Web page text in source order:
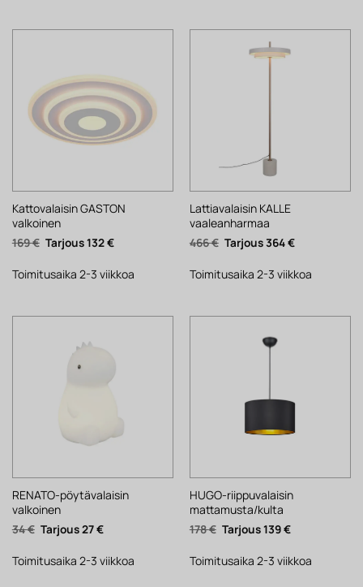
Kattovalaisin GASTON
valkoinen
169€ Alkuperäinen
hinta
169 €.
132€Nykyinen
132 €.
Toimitusaika 2-3 viikkoa
Lattiavalaisin KALLE
vaaleanharmaa
466€ Alkuperäinen
hinta
466 €.
364€Nykyinen
364 €.
Toimitusaika 2-3 viikkoa
RENATO-pöytävalaisin
valkoinen
34€ Alkuperäinen
hinta
34 €.
27€Nykyinen
27 €.
Toimitusaika 2-3 viikkoa
HUGO-riippuvalaisin
mattamusta/kulta
178€ Alkuperäinen
hinta
178 €.
139€Nykyinen
139 €.
Toimitusaika 2-3 viikkoa